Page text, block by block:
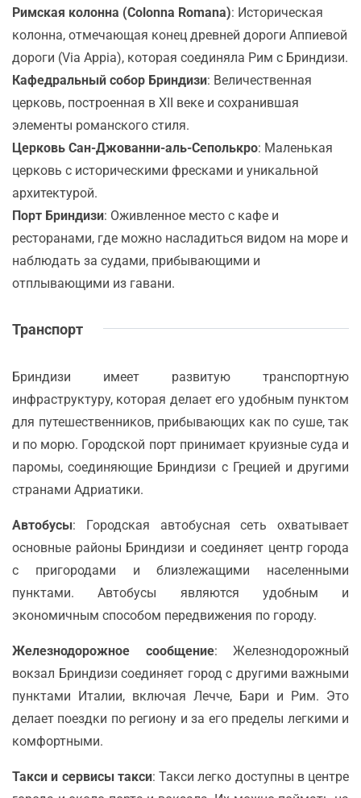
Римская колонна (Colonna Romana): Историческая
колонна, отмечающая конец древней дороги Аппиевой
дороги (Via Appia), которая соединяла Рим с Бриндизи.
Кафедральный собор Бриндизи: Величественная
церковь, построенная в XII веке и сохранившая
элементы романского стиля.
Церковь Сан-Джованни-аль-Сеполькро: Маленькая
церковь с историческими фресками и уникальной
архитектурой.
Порт Бриндизи: Оживленное место с кафе и
ресторанами, где можно насладиться видом на море и
наблюдать за судами, прибывающими и
отплывающими из гавани.
Транспорт
Бриндизи имеет развитую транспортную
инфраструктуру, которая делает его удобным пунктом
для путешественников, прибывающих как по суше, так
и по морю. Городской порт принимает круизные суда и
паромы, соединяющие Бриндизи с Грецией и другими
странами Адриатики.
Автобусы: Городская автобусная сеть охватывает
основные районы Бриндизи и соединяет центр города
с пригородами и близлежащими населенными
пунктами. Автобусы являются удобным и
экономичным способом передвижения по городу.
Железнодорожное сообщение: Железнодорожный
вокзал Бриндизи соединяет город с другими важными
пунктами Италии, включая Лечче, Бари и Рим. Это
делает поездки по региону и за его пределы легкими и
комфортными.
Такси и сервисы такси: Такси легко доступны в центре